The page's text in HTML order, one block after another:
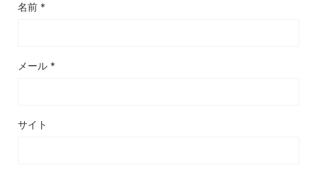
名前 *
メール *
サイト